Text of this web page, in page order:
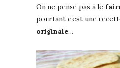
On ne pense pas à le
pourtant c’est une
originale…